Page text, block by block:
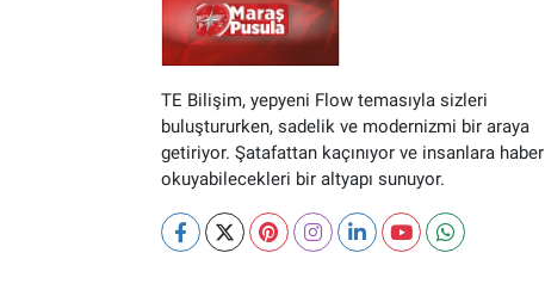
TE Bilişim, yepyeni Flow temasıyla sizleri
buluştururken, sadelik ve modernizmi bir araya
getiriyor. Şatafattan kaçınıyor ve insanlara haber
okuyabilecekleri bir altyapı sunuyor.